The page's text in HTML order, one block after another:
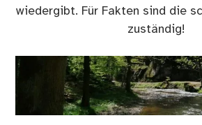
wiedergibt. Für Fakten sind die
zuständig!